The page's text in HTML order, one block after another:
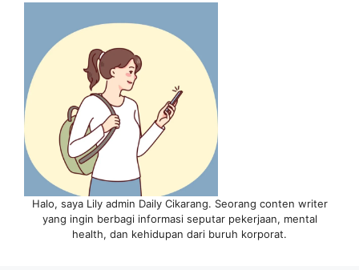
Halo, saya Lily admin Daily Cikarang. Seorang conten writer
yang ingin berbagi informasi seputar pekerjaan, mental
health, dan kehidupan dari buruh korporat.